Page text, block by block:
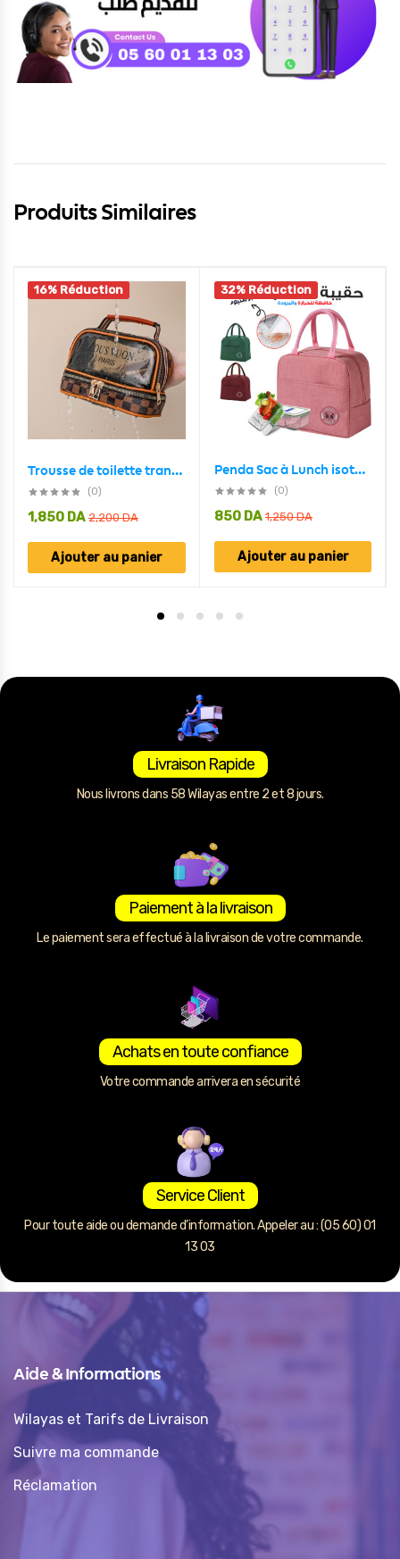
Produits Similaires
16% Réduction
Trousse de toilette transparente double couche pour femmes, sac cosmétique étanche de grande capacité
(0)
2,200DA
1,850 DA
Ajouter au panier
32% Réduction
Penda Sac à Lunch isotherme Portable étanche VGR- حقيبة غداء معزولة محمولة مقاومة للماء
(0)
1,250DA
850 DA
Ajouter au panier
Livraison Rapide
Nous livrons dans 58 Wilayas entre 2 et 8 jours.
Paiement à la livraison
Le paiement sera effectué à la livraison de votre commande.
Achats en toute confiance
Votre commande arrivera en sécurité
Service Client
Pour toute aide ou demande d’information. Appeler au : (05 60) 01
13 03
Aide & Informations
Wilayas et Tarifs de Livraison
Suivre ma commande
Réclamation